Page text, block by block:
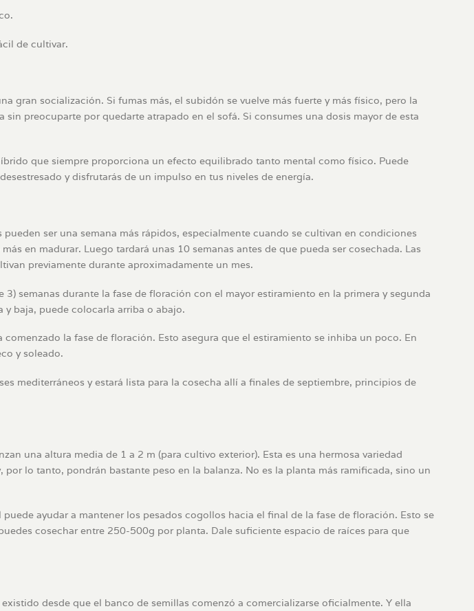
de cultivar.
gran socialización. Si fumas más, el subidón se vuelve más fuerte y más físico, pero la
preocuparte por quedarte atrapado en el sofá. Si consumes una dosis mayor de esta
que siempre proporciona un efecto equilibrado tanto mental como físico. Puede
y disfrutarás de un impulso en tus niveles de energía.
ser una semana más rápidos, especialmente cuando se cultivan en condiciones
en madurar. Luego tardará unas 10 semanas antes de que pueda ser cosechada. Las
previamente durante aproximadamente un mes.
semanas durante la fase de floración con el mayor estiramiento en la primera y segunda
baja, puede colocarla arriba o abajo.
la fase de floración. Esto asegura que el estiramiento se inhiba un poco. En
y soleado.
mediterráneos y estará lista para la cosecha allí a finales de septiembre, principios de
una altura media de 1 a 2 m (para cultivo exterior). Esta es una hermosa variedad
lo tanto, pondrán bastante peso en la balanza. No es la planta más ramificada, sino un
ayudar a mantener los pesados ​​cogollos hacia el final de la fase de floración. Esto se
cosechar entre 250-500g por planta. Dale suficiente espacio de raíces para que
desde que el banco de semillas comenzó a comercializarse oficialmente. Y ella